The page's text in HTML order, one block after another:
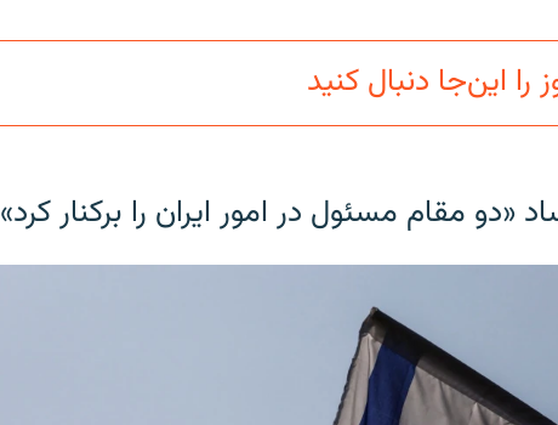
را این‌جا دنبال کنید
مقام مسئول در امور ایران را برکنار کرد»